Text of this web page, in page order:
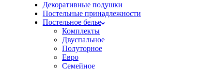
Декоративные подушки
Постельные принадлежности
Постельное белье
Комплекты
Двуспальное
Полуторное
Евро
Семейное